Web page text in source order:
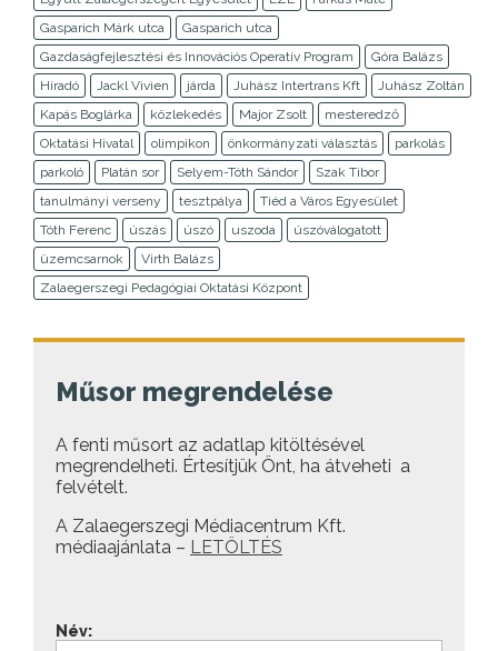
Gasparich Márk utca
Gasparich utca
Gazdaságfejlesztési és Innovációs Operatív Program
Góra Balázs
Híradó
Jackl Vivien járda Juhász Intertrans Kft
Juhász Zoltán
Kapás Boglárka
közlekedés Major Zsolt
mesteredző
Oktatási Hivatal
olimpikon önkormányzati választás
parkolás
parkoló
Platán sor Selyem-Tóth Sándor
Szak Tibor
tanulmányi verseny
tesztpálya
Tiéd a Város Egyesület
Tóth Ferenc
úszás úszó uszoda
úszóválogatott
üzemcsarnok
Virth Balázs
Zalaegerszegi Pedagógiai Oktatási Központ
Műsor megrendelése
A fenti műsort az adatlap kitöltésével
megrendelheti. Értesítjük Önt, ha átveheti a
felvételt.
A Zalaegerszegi Médiacentrum Kft.
médiaajánlata – LETÖLTÉS
Név: